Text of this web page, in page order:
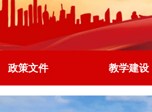
政策文件 教学建设